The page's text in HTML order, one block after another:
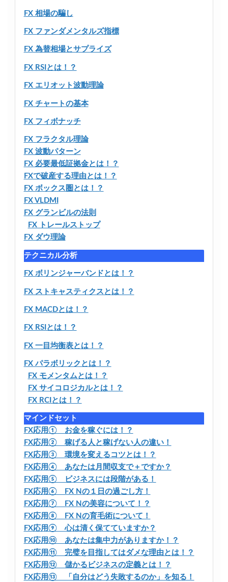
FX 相場の騙し
FX ファンダメンタルズ指標
FX 為替相場とサプライズ
FX RSIとは！？
FX エリオット波動理論
FX チャートの基本
FX フィボナッチ
FX フラクタル理論
FX 波動パターン
FX 必要最低証拠金とは！？
FXで破産する理由とは！？
FX ボックス圏とは！？
FX VLDMI
FX グランビルの法則
FX トレールストップ
FX ダウ理論
テクニカル分析
FX ボリンジャーバンドとは！？
FX ストキャスティクスとは！？
FX MACDとは！？
FX RSIとは！？
FX 一目均衡表とは！？
FX パラボリックとは！？
FX モメンタムとは！？
FX サイコロジカルとは！？
FX RCIとは！？
マインドセット
FX応用① お金を稼ぐには！？
FX応用② 稼げる人と稼げない人の違い！
FX応用③ 環境を変えるコツとは！？
FX応用④ あなたは月間収支で＋ですか？
FX応用⑤ ビジネスには段階がある！
FX応用⑥ FX Nの１日の過ごし方！
FX応用⑦ FX Nの美容について！？
FX応用⑧ FX Nの育毛術について！
FX応用⑨ 心は清く保てていますか？
FX応用⑩ あなたは集中力がありますか！？
FX応用⑪ 完璧を目指してはダメな理由とは！？
FX応用⑫ 儲かるビジネスの定義とは！？
FX応用⑬ 「自分はどう失敗するのか」を知る！